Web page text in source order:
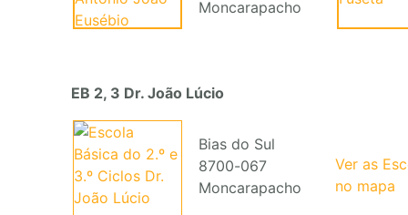
Moncarapacho
EB 2, 3 Dr. João Lúcio
Bias do Sul
8700-067
Moncarapacho
Ver as
no mapa